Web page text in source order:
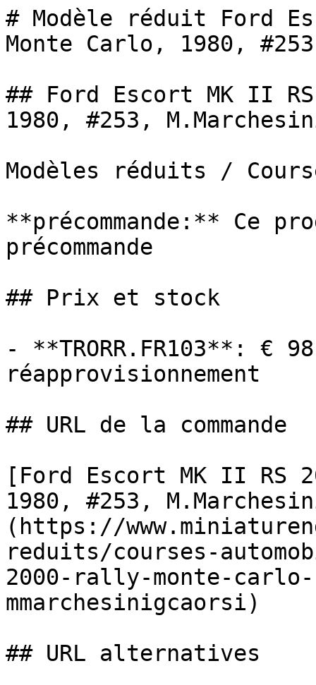
# Modèle réduit Ford
Monte Carlo, 1980,
## Ford Escort MK II
1980, #253,
Modèles réduits /
**précommande:** Ce
précommande
## Prix et stock
- **TRORR.FR103**: €
réapprovisionnement
## URL de la commande
[Ford Escort MK II RS
1980, #253,
(https://
reduits/courses-
2000-rally-monte-carlo-
mmarchesinigcaorsi)
## URL alternatives